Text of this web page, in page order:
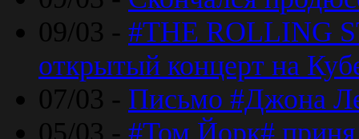
09/03 - #THE ROLLING
открытый концерт на
07/03 - Письмо #Джона
05/03 - #Том Йорк#